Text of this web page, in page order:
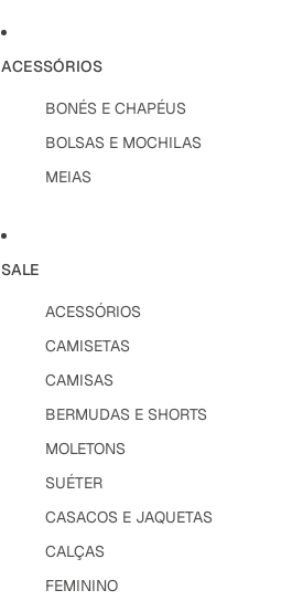
ACESSÓRIOS
BONÉS E CHAPÉUS
BOLSAS E MOCHILAS
MEIAS
SALE
ACESSÓRIOS
CAMISETAS
CAMISAS
BERMUDAS E SHORTS
MOLETONS
SUÉTER
CASACOS E JAQUETAS
CALÇAS
FEMININO